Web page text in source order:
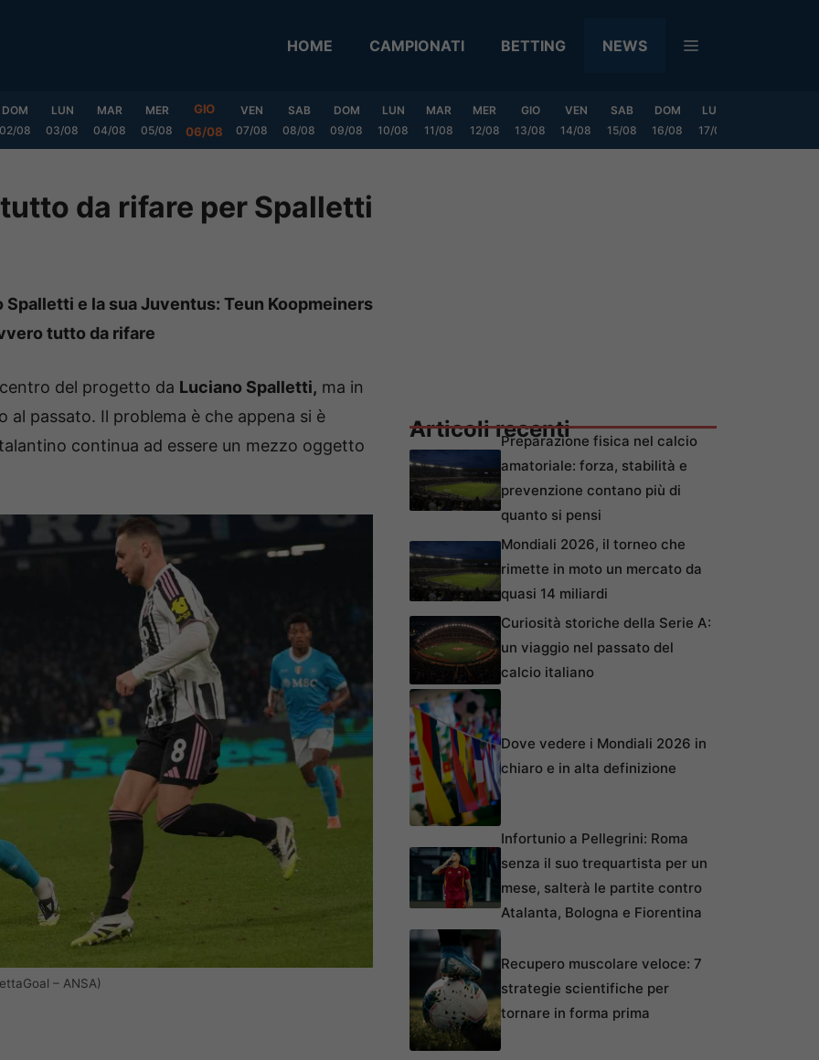
HOME CAMPIONATI BETTING NEWS
DOM
02/08
LUN
03/08
MAR
04/08
MER
05/08
GIO
06/08
VEN
07/08
SAB
08/08
DOM
09/08
LUN
10/08
MAR
11/08
MER
12/08
GIO
13/08
VEN
14/08
SAB
15/08
DOM
16/08
LUN
17/08
da rifare per Spalletti
e la sua Juventus: Teun Koopmeiners
tutto da rifare
del progetto da Luciano Spalletti, ma in
passato. Il problema è che appena si è
continua ad essere un mezzo oggetto
– ANSA)
Articoli recentiPreparazione fisica nel calcio
amatoriale: forza, stabilità e
prevenzione contano più di
quanto si pensi
Mondiali 2026, il torneo che
rimette in moto un mercato da
quasi 14 miliardi
Curiosità storiche della Serie A:
un viaggio nel passato del
calcio italiano
Dove vedere i Mondiali 2026 in
chiaro e in alta definizione
Infortunio a Pellegrini: Roma
senza il suo trequartista per un
mese, salterà le partite contro
Atalanta, Bologna e Fiorentina
Recupero muscolare veloce: 7
strategie scientifiche per
tornare in forma prima